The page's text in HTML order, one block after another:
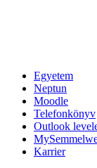
Egyetem
Neptun
Moodle
Telefonkönyv
Outlook
Karrier